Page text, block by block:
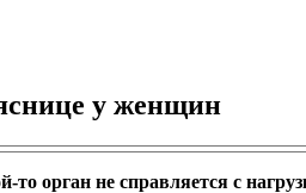
у женщин
то орган не справляется с